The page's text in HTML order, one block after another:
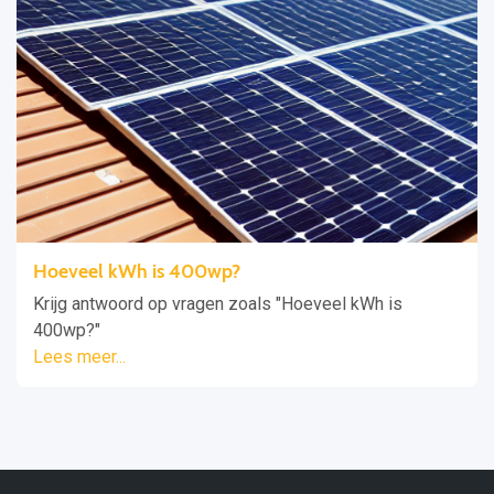
Hoeveel kWh is 400wp?
Krijg antwoord op vragen zoals "Hoeveel kWh is
400wp?"
Lees meer...